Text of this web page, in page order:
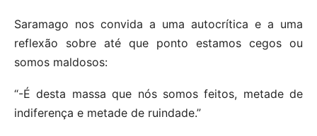
Saramago nos convida a uma autocrítica e a uma
reflexão sobre até que ponto estamos cegos ou
somos maldosos:
“-É desta massa que nós somos feitos, metade de
indiferença e metade de ruindade.”